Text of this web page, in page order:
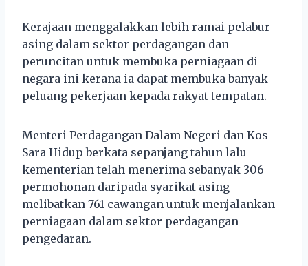
Kerajaan menggalakkan lebih ramai pelabur
asing dalam sektor perdagangan dan
peruncitan untuk membuka perniagaan di
negara ini kerana ia dapat membuka banyak
peluang pekerjaan kepada rakyat tempatan.
Menteri Perdagangan Dalam Negeri dan Kos
Sara Hidup berkata sepanjang tahun lalu
kementerian telah menerima sebanyak 306
permohonan daripada syarikat asing
melibatkan 761 cawangan untuk menjalankan
perniagaan dalam sektor perdagangan
pengedaran.